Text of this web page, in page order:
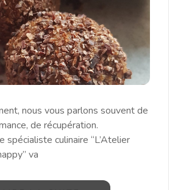
nous vous parlons souvent de
de récupération.
spécialiste culinaire “L’Atelier
va